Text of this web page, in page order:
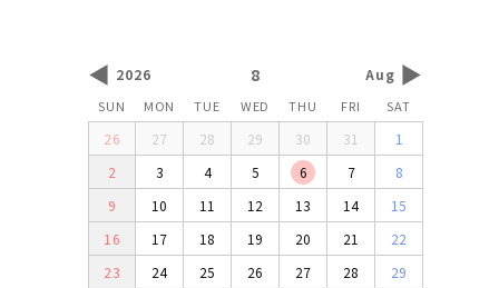
◀ 2026 8 Aug ▶
SUN MON TUE WED THU FRI SAT
26 27 28 29 30 31
1
2
3 4 5 6 7
8
9
10 11 12 13 14
15
16
17 18 19 20 21
22
23
24 25 26 27 28
29